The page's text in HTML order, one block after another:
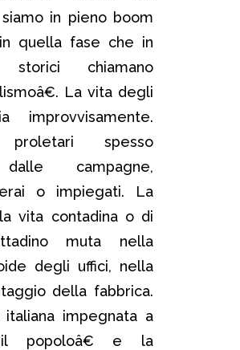
siamo in pieno boom
quella fase che in
chiamano
La vita degli
improvvisamente.
spesso
campagne,
o impiegati. La
vita contadina o di
muta nella
degli uffici, nella
della fabbrica.
impegnata a
popoloâ€ e la